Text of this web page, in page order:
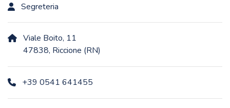
Segreteria
Viale Boito, 11
47838, Riccione (RN)
+39 0541 641455